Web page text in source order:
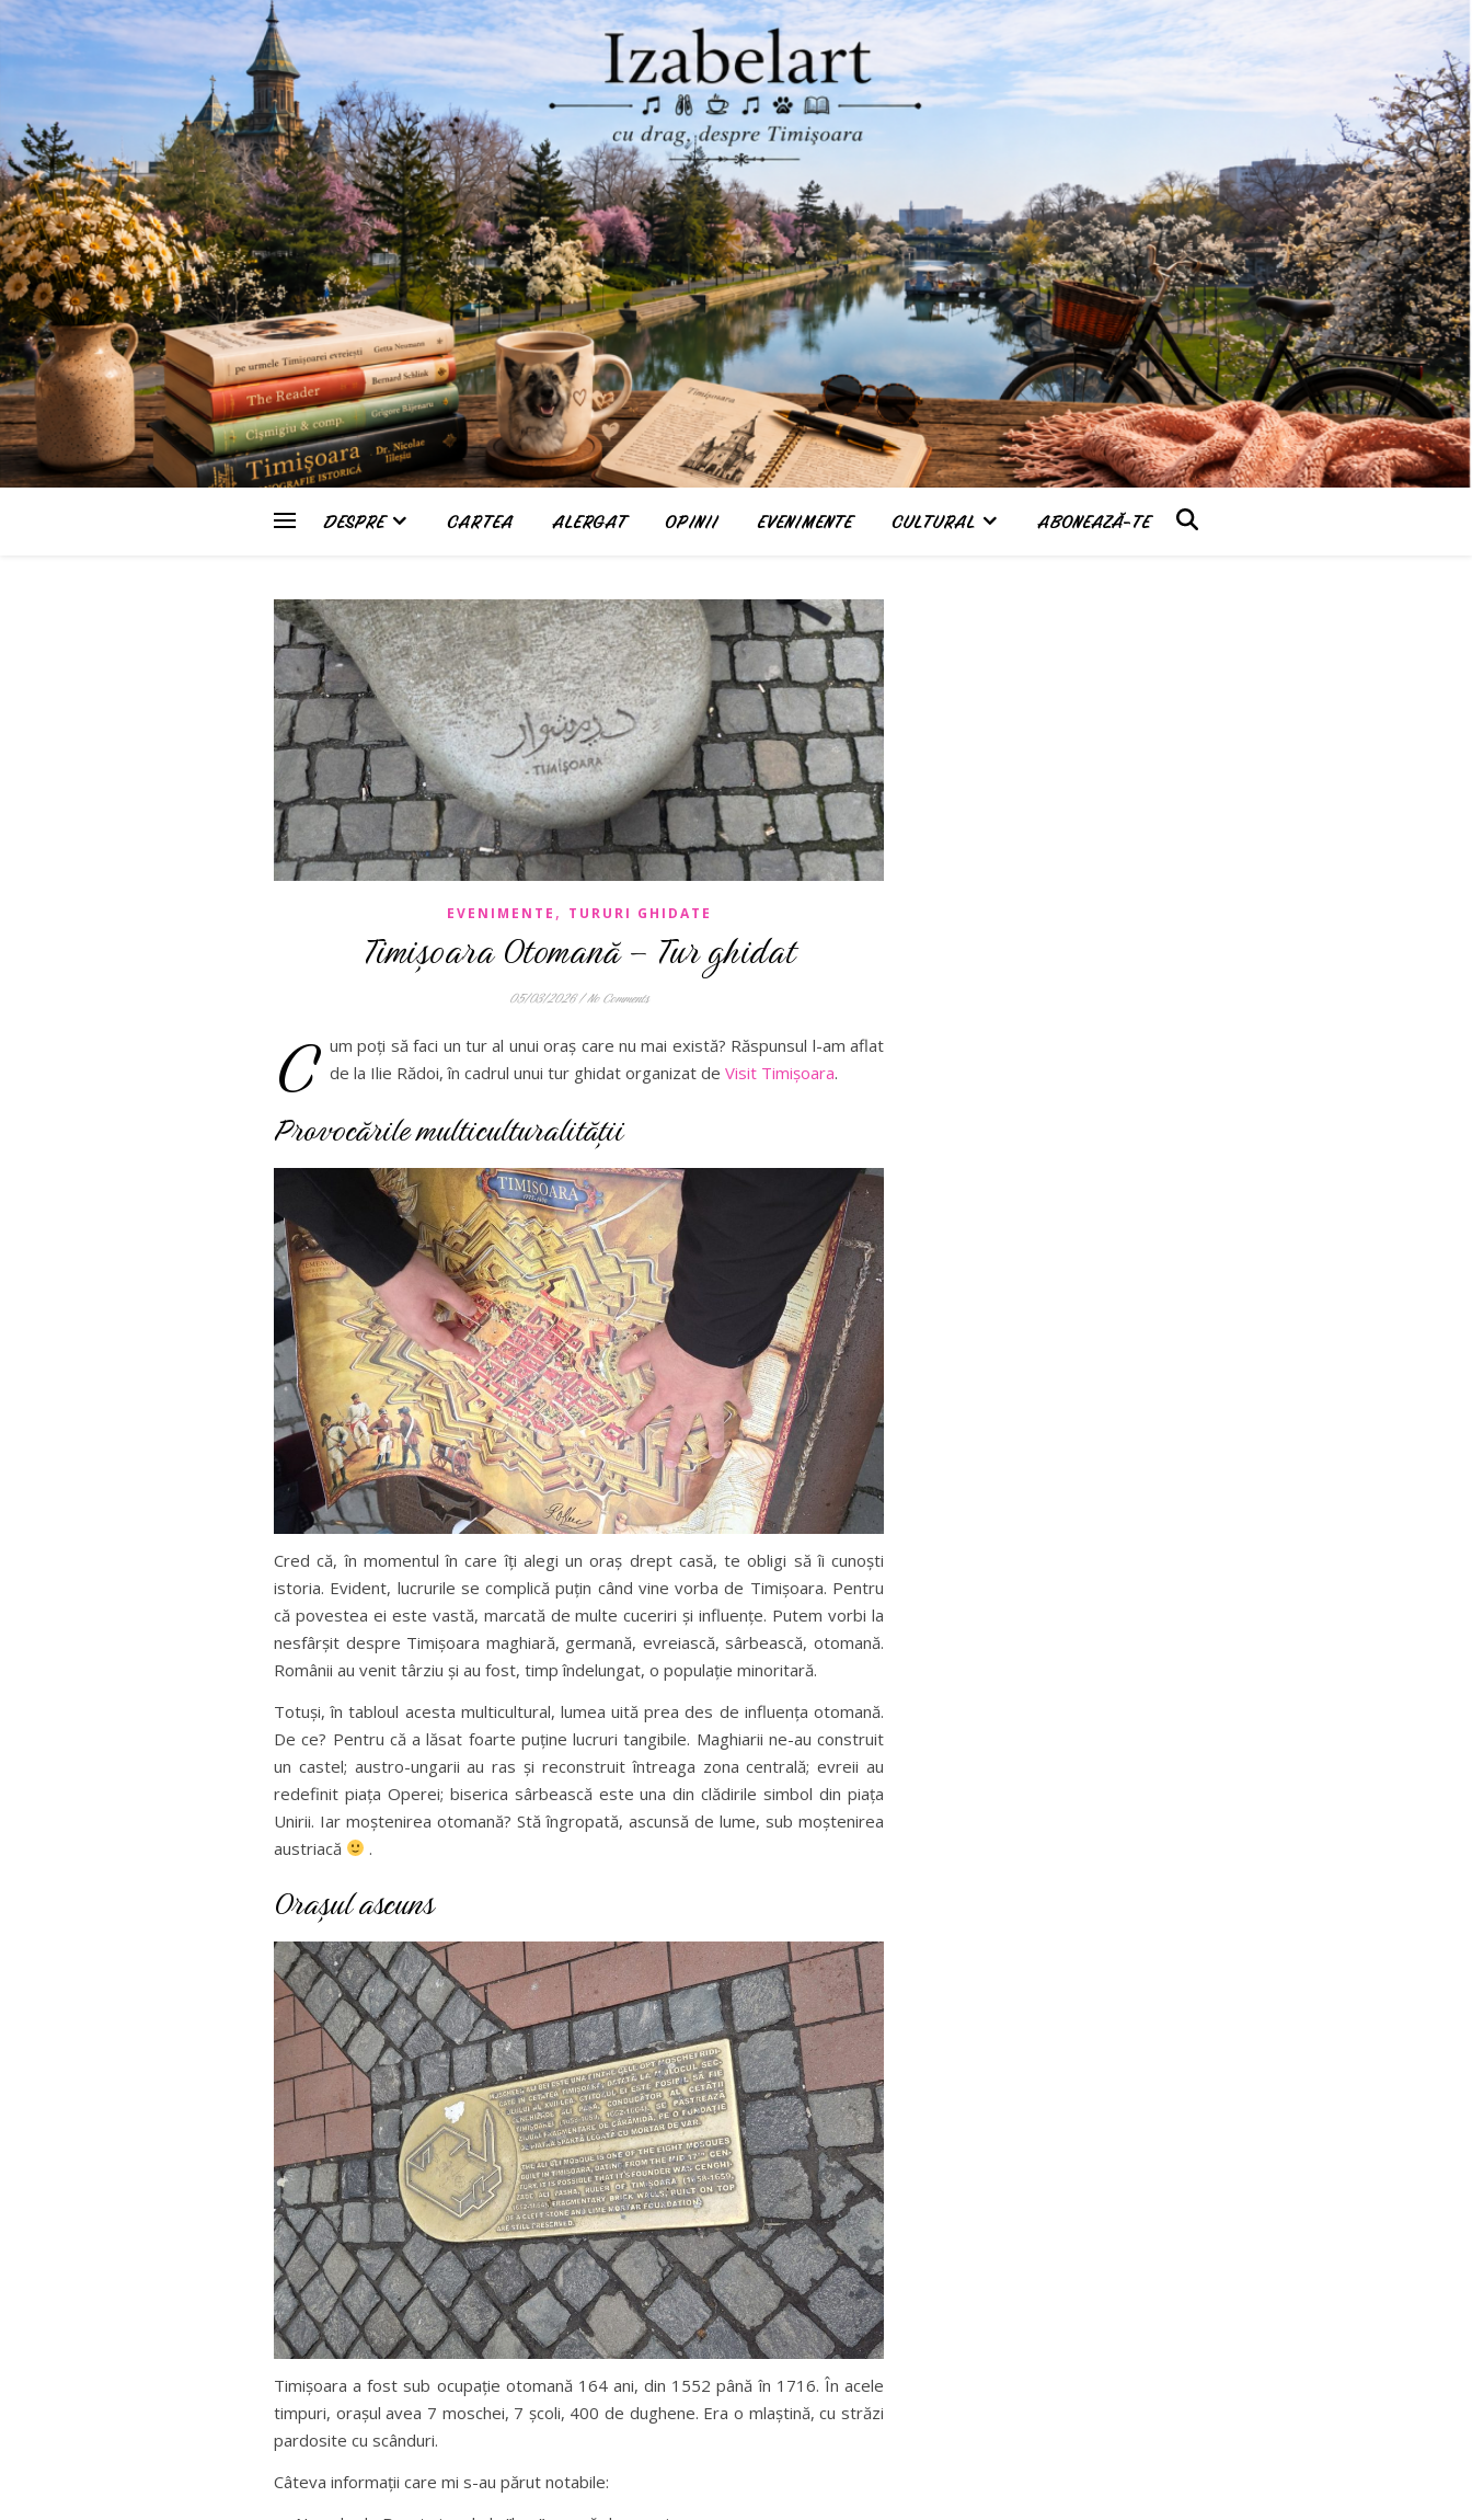
DESPRE CARTEA ALERGAT OPINII EVENIMENTE CULTURAL ABONEAZĂ-TE
EVENIMENTE , TURURI GHIDATE
Timișoara Otomană – Tur ghidat
05/03/2026 /No Comments
C um poți să faci un tur al unui oraș care nu mai există? Răspunsul l-am aflat
de la Ilie Rădoi, în cadrul unui tur ghidat organizat de Visit Timișoara.
Provocările multiculturalității
Cred că, în momentul în care îți alegi un oraș drept casă, te obligi să îi cunoști
istoria. Evident, lucrurile se complică puțin când vine vorba de Timișoara. Pentru
că povestea ei este vastă, marcată de multe cuceriri și influențe. Putem vorbi la
nesfârșit despre Timișoara maghiară, germană, evreiască, sârbească, otomană.
Românii au venit târziu și au fost, timp îndelungat, o populație minoritară.
Totuși, în tabloul acesta multicultural, lumea uită prea des de influența otomană.
De ce? Pentru că a lăsat foarte puține lucruri tangibile. Maghiarii ne-au construit
un castel; austro-ungarii au ras și reconstruit întreaga zona centrală; evreii au
redefinit piața Operei; biserica sârbească este una din clădirile simbol din piața
Unirii. Iar moștenirea otomană? Stă îngropată, ascunsă de lume, sub moștenirea
austriacă
.
Orașul ascuns
Timișoara a fost sub ocupație otomană 164 ani, din 1552 până în 1716. În acele
timpuri, orașul avea 7 moschei, 7 școli, 400 de dughene. Era o mlaștină, cu străzi
pardosite cu scânduri.
Câteva informații care mi s-au părut notabile: